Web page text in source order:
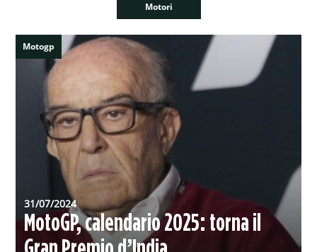
Motori
Motogp
31/07/2024
MotoGP, calendario 2025: torna il